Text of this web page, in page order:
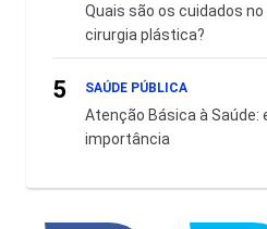
Quais são os cuidados
cirurgia plástica?
5 SAÚDE PÚBLICA
Atenção Básica à Saúde:
importância